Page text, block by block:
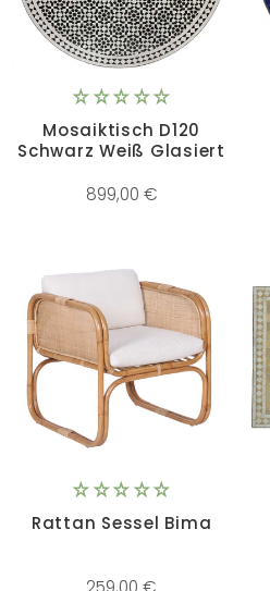
Mosaiktisch D120
Schwarz Weiß Glasiert
899,00 €
Rattan Sessel Bima